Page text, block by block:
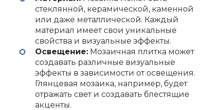
стеклянной, керамической, каменной
или даже металлической. Каждый
материал имеет свои уникальные
свойства и визуальные эффекты.
Освещение: Мозаичная плитка может
создавать различные визуальные
эффекты в зависимости от освещения.
Глянцевая мозаика, например, будет
отражать свет и создавать блестящие
акценты.